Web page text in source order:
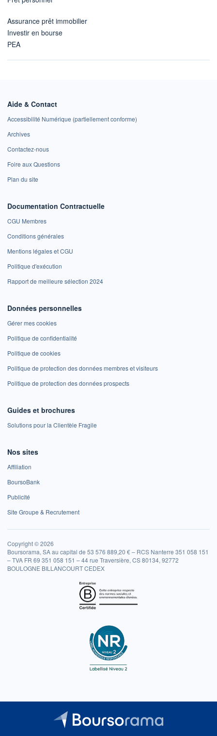
Assurance prêt immobilier
Investir en bourse
PEA
Aide & Contact
Accessibilité Numérique (partiellement conforme)
Archives
Contactez-nous
Foire aux Questions
Plan du site
Documentation Contractuelle
CGU Membres
Conditions générales
Mentions légales et CGU
Politique d'exécution
Rapport de meilleure sélection 2024
Données personnelles
Gérer mes cookies
Politique de confidentialité
Politique de cookies
Politique de protection des données membres et visiteurs
Politique de protection des données prospects
Guides et brochures
Solutions pour la Clientèle Fragile
Nos sites
Affiliation
BoursoBank
Publicité
Site Groupe & Recrutement
Copyright © 2026
Boursorama, SA au capital de 53 576 889,20 € – RCS Nanterre 351 058 151
– TVA FR 69 351 058 151 – 44 rue Traversière, CS 80134, 92772
BOULOGNE BILLANCOURT CEDEX